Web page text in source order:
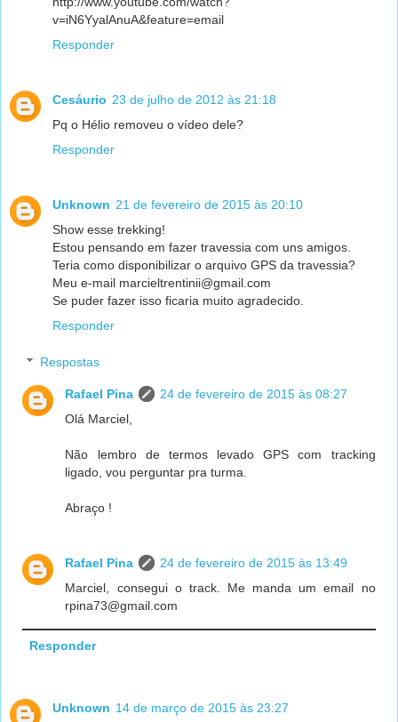
v=iN6YyalAnuA&feature=email
Responder
Cesáurio 23 de julho de 2012 às 21:18
Pq o Hélio removeu o vídeo dele?
Responder
Unknown 21 de fevereiro de 2015 às 20:10
Show esse trekking!
Estou pensando em fazer travessia com uns amigos.
Teria como disponibilizar o arquivo GPS da travessia?
Meu e-mail marcieltrentinii@gmail.com
Se puder fazer isso ficaria muito agradecido.
Responder
Respostas
Rafael Pina
24 de fevereiro de 2015 às 08:27
Olá Marciel,
Não lembro de termos levado GPS com tracking
ligado, vou perguntar pra turma.
Abraço !
Rafael Pina
24 de fevereiro de 2015 às 13:49
Marciel, consegui o track. Me manda um email no
rpina73@gmail.com
Responder
Unknown 14 de março de 2015 às 23:27